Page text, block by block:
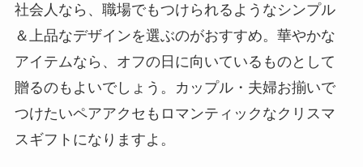
社会人なら、職場でもつけられるようなシンプル
＆上品なデザインを選ぶのがおすすめ。華やかな
アイテムなら、オフの日に向いているものとして
贈るのもよいでしょう。カップル・夫婦お揃いで
つけたいペアアクセもロマンティックなクリスマ
スギフトになりますよ。